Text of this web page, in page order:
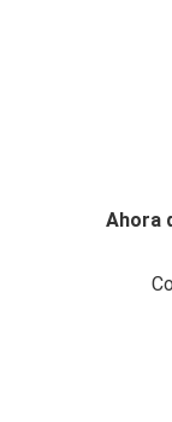
Ahora